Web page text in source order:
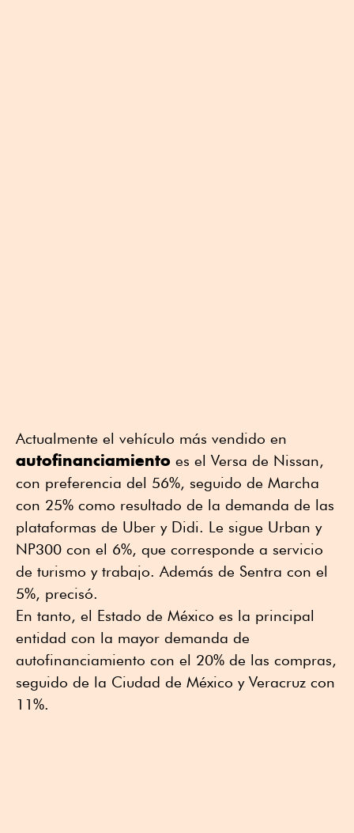
Actualmente el vehículo más vendido en
autofinanciamiento es el Versa de Nissan,
con preferencia del 56%, seguido de Marcha
con 25% como resultado de la demanda de las
plataformas de Uber y Didi. Le sigue Urban y
NP300 con el 6%, que corresponde a servicio
de turismo y trabajo. Además de Sentra con el
5%, precisó.
En tanto, el Estado de México es la principal
entidad con la mayor demanda de
autofinanciamiento con el 20% de las compras,
seguido de la Ciudad de México y Veracruz con
11%.